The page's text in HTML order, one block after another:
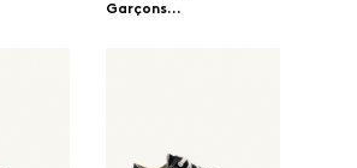
Garçons...